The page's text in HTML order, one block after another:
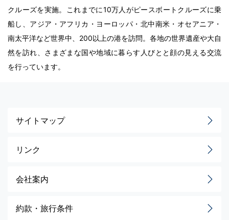
クルーズを実施。これまでに10万人がピースボートクルーズに乗
船し、アジア・アフリカ・ヨーロッパ・北中南米・オセアニア・
南太平洋など世界中、200以上の港を訪問。各地の世界遺産や大自
然を訪れ、さまざまな国や地域に暮らす人びとと顔の見える交流
を行っています。
サイトマップ
リンク
会社案内
約款・旅行条件